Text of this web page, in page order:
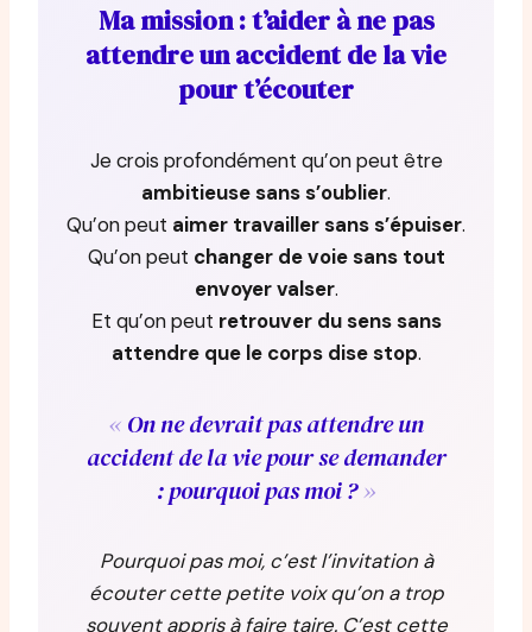
Ma mission : t’aider à ne pas
attendre un accident de la vie
pour t’écouter
Je crois profondément qu’on peut être
ambitieuse sans s’oublier.
Qu’on peut aimer travailler sans s’épuiser.
Qu’on peut changer de voie sans tout
envoyer valser.
Et qu’on peut retrouver du sens sans
attendre que le corps dise stop.
On ne devrait pas attendre un
accident de la vie pour se demander
: pourquoi pas moi ?
Pourquoi pas moi, c’est l’invitation à
écouter cette petite voix qu’on a trop
souvent appris à faire taire. C’est cette